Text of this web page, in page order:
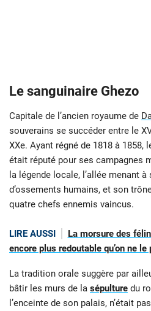
Le sanguinaire Ghezo
Capitale de l’ancien royaume de
souverains se succéder entre le
XXe. Ayant régné de 1818 à 1858,
était réputé pour ses campagnes
la légende locale, l’allée menant
d’ossements humains, et son
quatre chefs ennemis vaincus.
LIRE AUSSI
La morsure des
encore plus redoutable qu’on ne le
La tradition orale suggère par
bâtir les murs de la sépulture du
l’enceinte de son palais, n’était